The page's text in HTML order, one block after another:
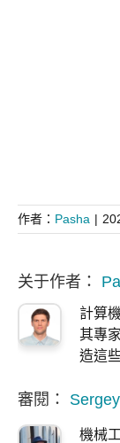
作者： Pasha |
关于作者：
計算
其專
造這
審閱： Sergey
機械